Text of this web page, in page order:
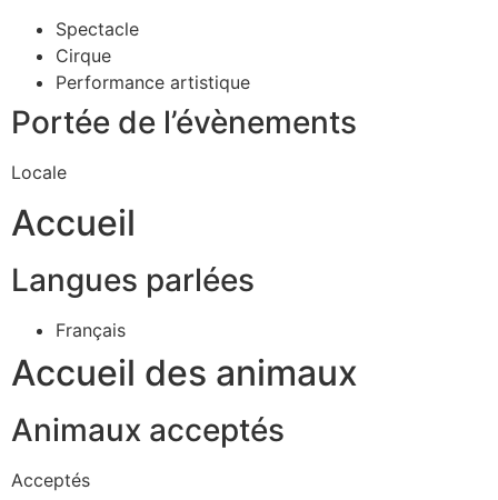
Spectacle
Cirque
Performance artistique
Portée de l’évènements
Locale
Accueil
Langues parlées
Français
Accueil des animaux
Animaux acceptés
Acceptés